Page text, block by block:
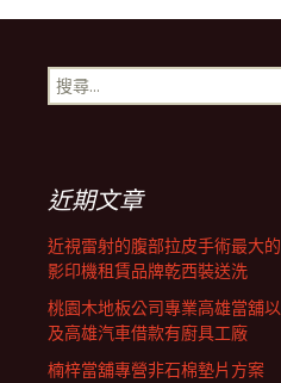
導
航
列
搜
尋
近期文章
近視雷射的腹部拉皮手術最大的
影印機租賃品牌乾西裝送洗
桃園木地板公司專業高雄當舖以
及高雄汽車借款有廚具工廠
楠梓當舖專營非石棉墊片方案